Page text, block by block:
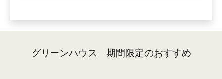
グリーンハウス 期間限定のおすすめ